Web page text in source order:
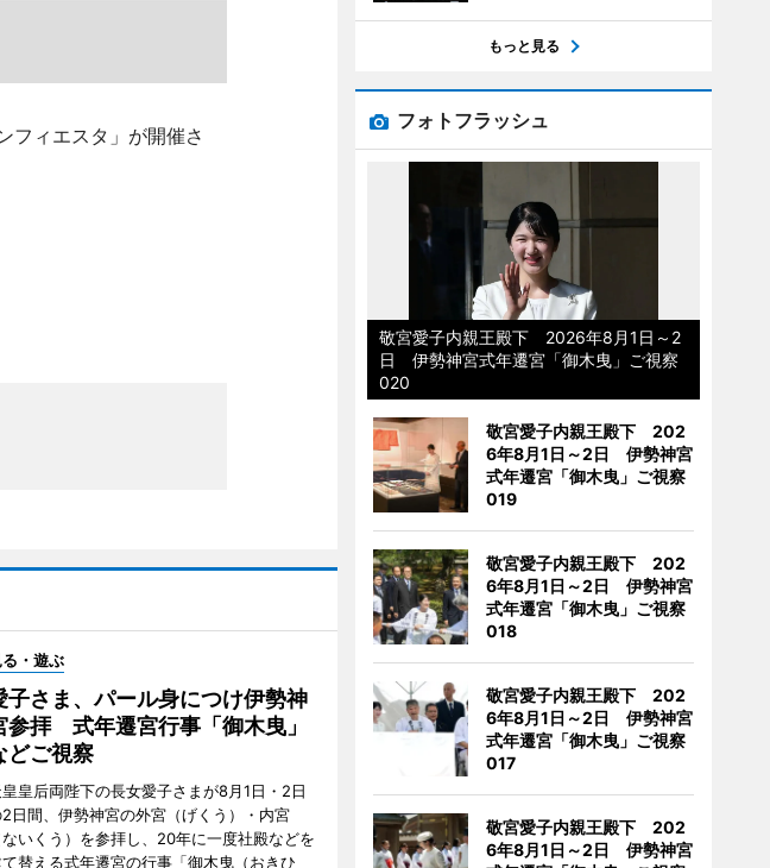
フィエスタ」が開催さ
る・遊ぶ
子さま、パール身につけ伊勢神
参拝 式年遷宮行事「御木曳」
どご視察
皇皇后両陛下の長女愛子さまが8月1日・2日
日間、伊勢神宮の外宮（げくう）・内宮
ないくう）を参拝し、20年に一度社殿などを
替える式年遷宮の行事「御木曳（おきひ
もっと見る
フォトフラッシュ
敬宮愛子内親王殿下 2026年8月1日～2
日 伊勢神宮式年遷宮「御木曳」ご視察
020
敬宮愛子内親王殿下 202
6年8月1日～2日 伊勢神宮
式年遷宮「御木曳」ご視察
019
敬宮愛子内親王殿下 202
6年8月1日～2日 伊勢神宮
式年遷宮「御木曳」ご視察
018
敬宮愛子内親王殿下 202
6年8月1日～2日 伊勢神宮
式年遷宮「御木曳」ご視察
017
敬宮愛子内親王殿下 202
6年8月1日～2日 伊勢神宮